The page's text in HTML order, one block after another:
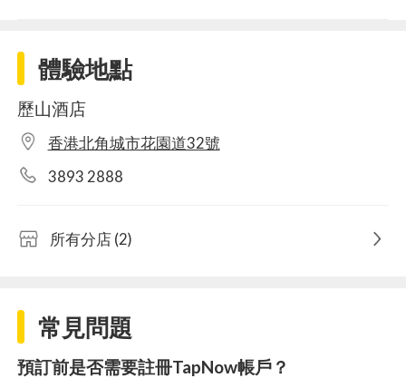
體驗地點
歷山酒店
香港北角城市花園道32號
3893 2888
所有分店 (2)
常見問題
預訂前是否需要註冊TapNow帳戶？